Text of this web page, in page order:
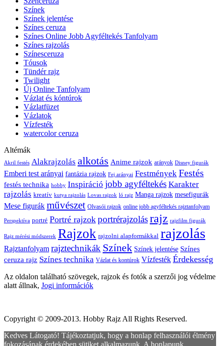
Színek
Színek jelentése
Színes ceruza
Színes Online Jobb Agyféltekés Tanfolyam
Színes rajzolás
Színesceruza
Tóusok
Tündér rajz
Twilight
Új Online Tanfolyam
Vázlat és kóntúrok
Vázlatfüzet
Vázlatok
Vízfesték
watercolor ceruza
Altémák
Akril festés Alakrajzolás alkotás Anime rajzok arányok Disney figurák
Emberi test arányai fantázia rajzok Fej arányai Festmények Festés
festés technika hobby Inspiráció jobb agyféltekés Karakter
rajzolás kreatív kutya rajzolás Lovas rajzok ló rajz Manga rajzok mesefigurák
Mese figurák művészet Olvasói rajzok online jobb agyféltekés rajztanfolyam
Perspektíva portré Portré rajzok portrérajzolásrajz rajzfilm figurák
Rajz mérési módszerek Rajzok rajzolni alapformákkal rajzolás
Rajztanfolyam rajztechnikák Színek Színek jelentése Színes
ceruza rajz Színes technika Vázlat és kontúrok Vízfesték Érdekesség
Az oldalon található szövegek, rajzok és fotók a szerzői jog védelme
alatt állnak, Jogi információk
Copyright © 2009-2013. Hobby Rajz All Rights Reserved.
Kedves Látogató! Tájékoztatjuk, hogy a honlap felhasználói élmény